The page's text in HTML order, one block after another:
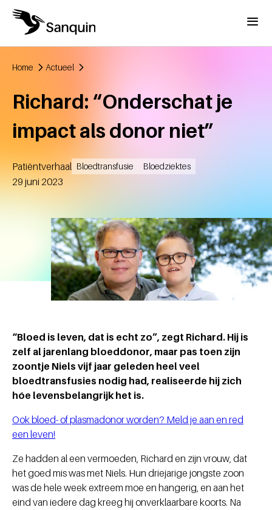
Overslaan en naar de inhoud gaan
Menu
Home Actueel
Richard: “Onderschat je
impact als donor niet”
Patiëntverhaal Bloedtransfusie Bloedziektes
Aangemaakt
29 juni 2023
“Bloed is leven, dat is echt zo”, zegt Richard. Hij is
zelf al jarenlang bloeddonor, maar pas toen zijn
zoontje Niels vijf jaar geleden heel veel
bloedtransfusies nodig had, realiseerde hij zich
hóe levensbelangrijk het is.
Ook bloed- of plasmadonor worden? Meld je aan en red
een leven!
Ze hadden al een vermoeden, Richard en zijn vrouw, dat
het goed mis was met Niels. Hun driejarige jongste zoon
was de hele week extreem moe en hangerig, en aan het
eind van iedere dag kreeg hij onverklaarbare koorts. Na